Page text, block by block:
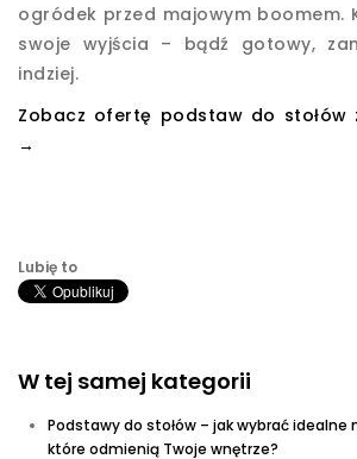
ogródek przed majowym boomem.
swoje wyjścia – bądź gotowy,
indziej.
Zobacz ofertę podstaw do stołów
→
Lubię to
W tej samej kategorii
Podstawy do stołów – jak wybrać idealne
które odmienią Twoje wnętrze?